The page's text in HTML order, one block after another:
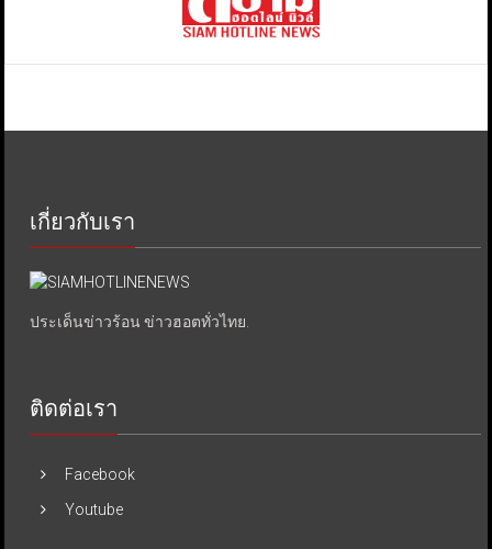
เกี่ยวกับเรา
ประเด็นข่าวร้อน ข่าวฮอตทั่วไทย.
ติดต่อเรา
Facebook
Youtube